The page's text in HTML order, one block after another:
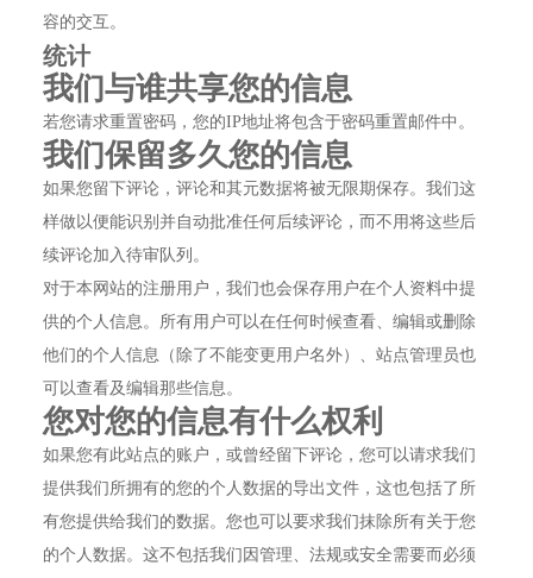
容的交互。
统计
我们与谁共享您的信息
若您请求重置密码，您的IP地址将包含于密码重置邮件中。
我们保留多久您的信息
如果您留下评论，评论和其元数据将被无限期保存。我们这
样做以便能识别并自动批准任何后续评论，而不用将这些后
续评论加入待审队列。
对于本网站的注册用户，我们也会保存用户在个人资料中提
供的个人信息。所有用户可以在任何时候查看、编辑或删除
他们的个人信息（除了不能变更用户名外）、站点管理员也
可以查看及编辑那些信息。
您对您的信息有什么权利
如果您有此站点的账户，或曾经留下评论，您可以请求我们
提供我们所拥有的您的个人数据的导出文件，这也包括了所
有您提供给我们的数据。您也可以要求我们抹除所有关于您
的个人数据。这不包括我们因管理、法规或安全需要而必须